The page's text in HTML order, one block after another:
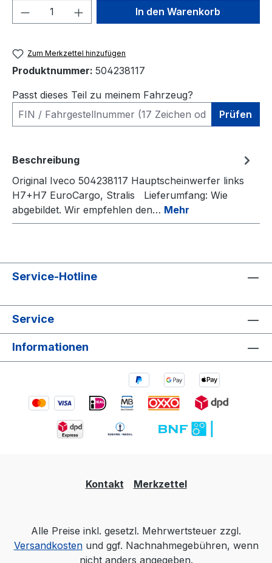
Produkt Anzahl: Gib denIn den Warenkorb
Zum Merkzettel hinzufügen
Produktnummer: 504238117
Passt dieses Teil zu meinem Fahrzeug?
Prüfen
Beschreibung
Original Iveco 504238117 Hauptscheinwerfer links
H7+H7 EuroCargo, Stralis Lieferumfang: Wie
abgebildet. Wir empfehlen den… Mehr
Service-Hotline
Service
Informationen
Kontakt Merkzettel
Alle Preise inkl. gesetzl. Mehrwertsteuer zzgl.
Versandkostenund ggf. Nachnahmegebühren, wenn
nicht anders angegeben.